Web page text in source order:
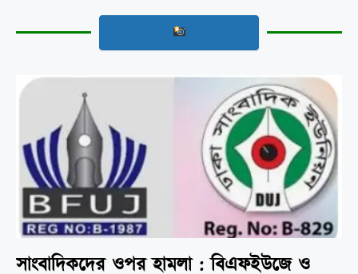
সাংবাদিকদের ওপর হামলা : বিএফইউজে ও